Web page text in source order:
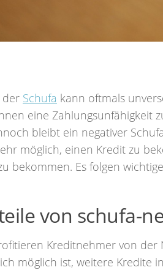
der Schufa kann oftmals
eine Zahlungsunfähigkeit
bleibt ein negativer
möglich, einen Kredit zu
bekommen. Es folgen
von schufa-
Kreditnehmer von der
möglich ist, weitere Kredite